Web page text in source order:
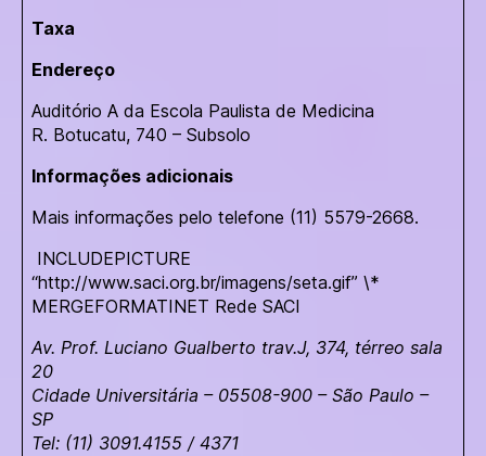
Taxa
Endereço
Auditório A da Escola Paulista de Medicina
R. Botucatu, 740 – Subsolo
Informações adicionais
Mais informações pelo telefone (11) 5579-2668.
INCLUDEPICTURE
“http://www.saci.org.br/imagens/seta.gif” \*
MERGEFORMATINET Rede SACI
Av. Prof. Luciano Gualberto trav.J, 374, térreo sala
20
Cidade Universitária – 05508-900 – São Paulo –
SP
Tel: (11) 3091.4155 / 4371